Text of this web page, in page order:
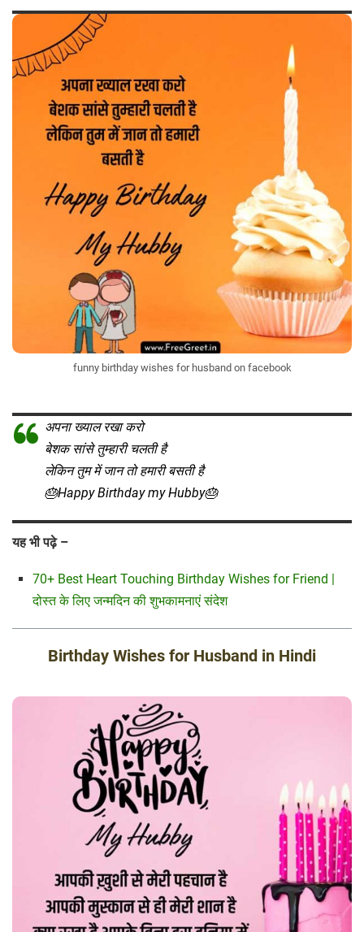
funny birthday wishes for husband on facebook
अपना ख्याल रखा करो
बेशक सांसे तुम्हारी चलती है
लेकिन तुम में जान तो हमारी बसती है
🎂Happy Birthday my Hubby🎂
यह भी पढ़े –
70+ Best Heart Touching Birthday Wishes for Friend |
दोस्त के लिए जन्मदिन की शुभकामनाएं संदेश
Birthday Wishes for Husband in Hindi